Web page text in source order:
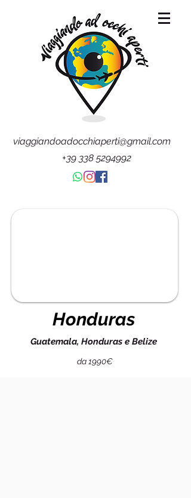
viaggiandoadocchiaperti@gmail.com
+39 338 5294992
Honduras
Guatemala, Honduras e Belize
da 1990€